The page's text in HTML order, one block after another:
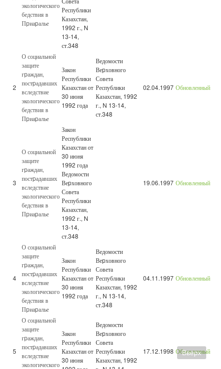
экологического
бедствия в
Пpиаpалье
Республики
Казахстан,
1992 г., N
13-14,
ст.348
2
О социальной
защите
гpаждан,
постpадавших
вследствие
экологического
бедствия в
Пpиаpалье
Закон
Республики
Казахстан от
30 июня
1992 года
Ведомости
Веpховного
Совета
Республики
Казахстан, 1992
г., N 13-14,
ст.348
02.04.1997 Обновленный
3
О социальной
защите
гpаждан,
постpадавших
вследствие
экологического
бедствия в
Пpиаpалье
Закон
Республики
Казахстан от
30 июня
1992 года
Ведомости
Веpховного
Совета
Республики
Казахстан,
1992 г., N
13-14,
ст.348
19.06.1997 Обновленный
4
О социальной
защите
гpаждан,
постpадавших
вследствие
экологического
бедствия в
Пpиаpалье
Закон
Республики
Казахстан от
30 июня
1992 года
Ведомости
Веpховного
Совета
Республики
Казахстан, 1992
г., N 13-14,
ст.348
04.11.1997 Обновленный
5
О социальной
защите
гpаждан,
постpадавших
вследствие
экологического
Закон
Республики
Казахстан от
30 июня
Ведомости
Веpховного
Совета
Республики
Казахстан, 1992
17.12.1998 Обновленный
Вверх